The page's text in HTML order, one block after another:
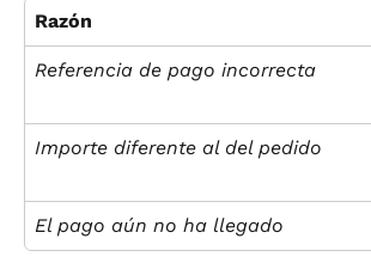
Razón
Referencia de pago incorrecta
Importe diferente al del pedido
El pago aún no ha llegado